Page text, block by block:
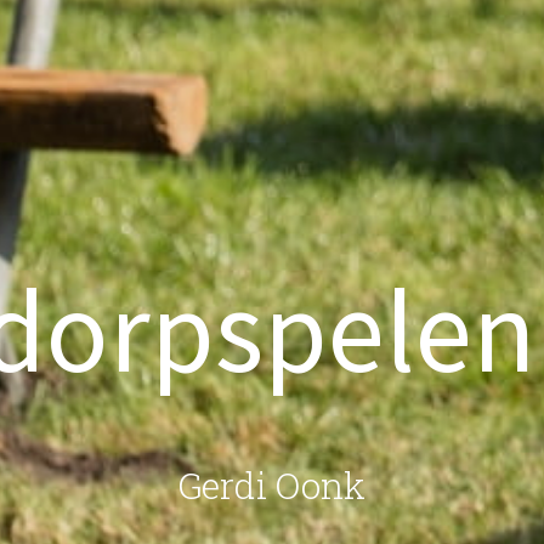
Gerdi Oonk